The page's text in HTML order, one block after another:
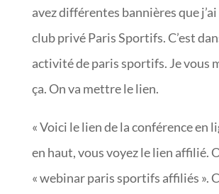
avez différentes bannières que
club privé Paris Sportifs. C’est
activité de paris sportifs. Je vous
ça. On va mettre le lien.
« Voici le lien de la conférence en
en haut, vous voyez le lien affilié.
« webinar paris sportifs affiliés ».